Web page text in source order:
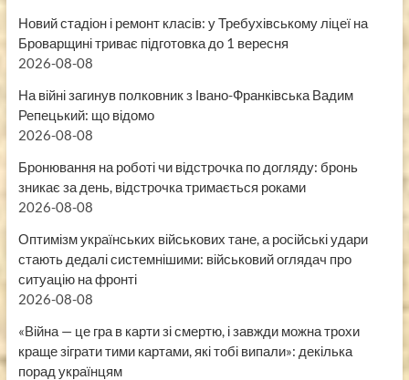
Новий стадіон і ремонт класів: у Требухівському ліцеї на
Броварщині триває підготовка до 1 вересня
2026-08-08
На війні загинув полковник з Івано-Франківська Вадим
Репецький: що відомо
2026-08-08
Бронювання на роботі чи відстрочка по догляду: бронь
зникає за день, відстрочка тримається роками
2026-08-08
Оптимізм українських військових тане, а російські удари
стають дедалі системнішими: військовий оглядач про
ситуацію на фронті
2026-08-08
«Війна — це гра в карти зі смертю, і завжди можна трохи
краще зіграти тими картами, які тобі випали»: декілька
порад українцям